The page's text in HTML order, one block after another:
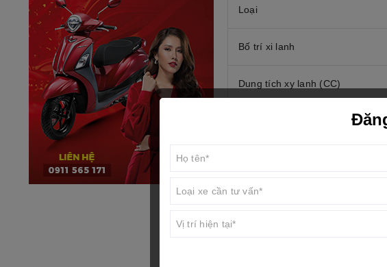
Loại
Bố trí xi lanh
Dung tích xy lanh (CC)
Đường kính và hành trình piston